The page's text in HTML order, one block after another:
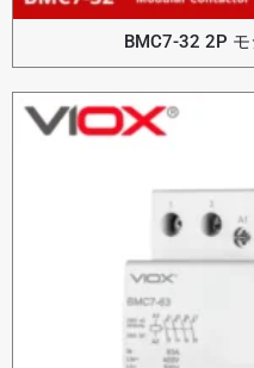
BMC7-32 2P